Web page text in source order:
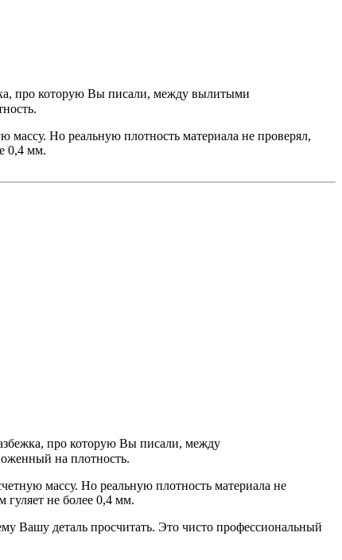
про которую Вы писали, между вылитыми
массу. Но реальную плотность материала не проверял,
0,4 мм.
про которую Вы писали, между
на плотность.
массу. Но реальную плотность материала не
гуляет не более 0,4 мм.
Вашу деталь просчитать. Это чисто профессиональный